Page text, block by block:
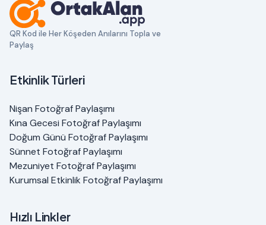
QR Kod ile Her Köşeden Anılarını Topla ve
Paylaş
Etkinlik Türleri
Nişan Fotoğraf Paylaşımı
Kına Gecesi Fotoğraf Paylaşımı
Doğum Günü Fotoğraf Paylaşımı
Sünnet Fotoğraf Paylaşımı
Mezuniyet Fotoğraf Paylaşımı
Kurumsal Etkinlik Fotoğraf Paylaşımı
Hızlı Linkler